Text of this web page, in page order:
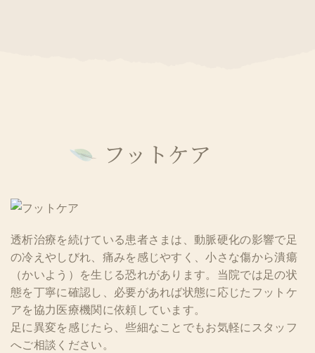
フットケア
透析治療を続けている患者さまは、動脈硬化の影響で足
の冷えやしびれ、痛みを感じやすく、小さな傷から潰瘍
（かいよう）を生じる恐れがあります。当院では足の状
態を丁寧に確認し、必要があれば状態に応じたフットケ
アを協力医療機関に依頼しています。
足に異変を感じたら、些細なことでもお気軽にスタッフ
へご相談ください。